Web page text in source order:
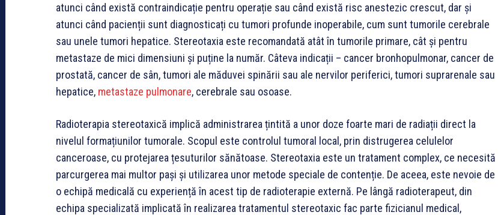
atunci când există contraindicație pentru operație sau când există risc anestezic crescut, dar și
atunci când pacienții sunt diagnosticați cu tumori profunde inoperabile, cum sunt tumorile cerebrale
sau unele tumori hepatice. Stereotaxia este recomandată atât în tumorile primare, cât și pentru
metastaze de mici dimensiuni și puține la număr. Câteva indicații – cancer bronhopulmonar, cancer de
prostată, cancer de sân, tumori ale măduvei spinării sau ale nervilor periferici, tumori suprarenale sau
hepatice, metastaze pulmonare, cerebrale sau osoase.
Radioterapia stereotaxică implică administrarea țintită a unor doze foarte mari de radiații direct la
nivelul formațiunilor tumorale. Scopul este controlul tumoral local, prin distrugerea celulelor
canceroase, cu protejarea țesuturilor sănătoase. Stereotaxia este un tratament complex, ce necesită
parcurgerea mai multor pași și utilizarea unor metode speciale de contenție. De aceea, este nevoie de
o echipă medicală cu experiență în acest tip de radioterapie externă. Pe lângă radioterapeut, din
echipa specializată implicată în realizarea tratamentul stereotaxic fac parte fizicianul medical,